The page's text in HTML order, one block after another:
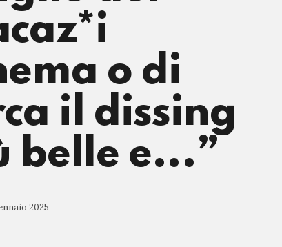
o di
il dissing
belle e...”
2025